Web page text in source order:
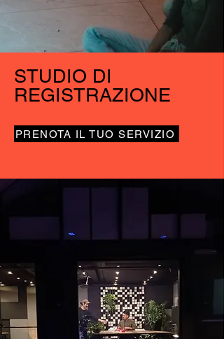
STUDIO DI
REGISTRAZIONE
PRENOTA IL TUO SERVIZIO